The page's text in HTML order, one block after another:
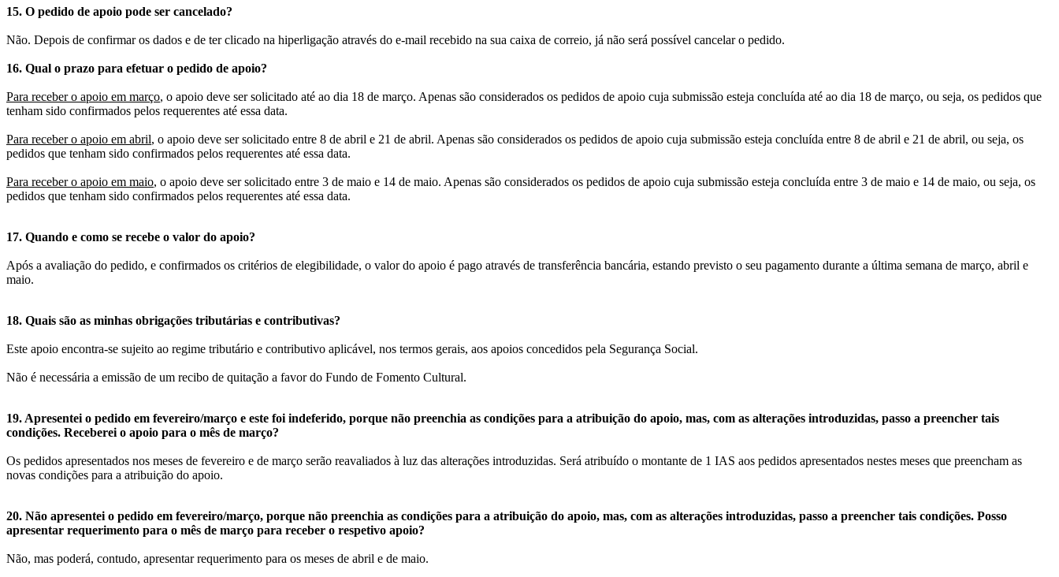
15. O pedido de apoio pode ser cancelado?
Não. Depois de confirmar os dados e de ter clicado na hiperligação através do e-mail recebido na sua caixa de correio, já não será possível cancelar o pedido.
16. Qual o prazo para efetuar o pedido de apoio?
Para receber o apoio em março, o apoio deve ser solicitado até ao dia 18 de março. Apenas são considerados os pedidos de apoio cuja submissão esteja concluída até ao dia 18 de março, ou seja, os pedidos que
tenham sido confirmados pelos requerentes até essa data.
Para receber o apoio em abril, o apoio deve ser solicitado entre 8 de abril e 21 de abril. Apenas são considerados os pedidos de apoio cuja submissão esteja concluída entre 8 de abril e 21 de abril, ou seja, os
pedidos que tenham sido confirmados pelos requerentes até essa data.
Para receber o apoio em maio, o apoio deve ser solicitado entre 3 de maio e 14 de maio. Apenas são considerados os pedidos de apoio cuja submissão esteja concluída entre 3 de maio e 14 de maio, ou seja, os
pedidos que tenham sido confirmados pelos requerentes até essa data.
17. Quando e como se recebe o valor do apoio?
Após a avaliação do pedido, e confirmados os critérios de elegibilidade, o valor do apoio é pago através de transferência bancária, estando previsto o seu pagamento durante a última semana de março, abril e
maio.
18. Quais são as minhas obrigações tributárias e contributivas?
Este apoio encontra-se sujeito ao regime tributário e contributivo aplicável, nos termos gerais, aos apoios concedidos pela Segurança Social.
Não é necessária a emissão de um recibo de quitação a favor do Fundo de Fomento Cultural.
19. Apresentei o pedido em fevereiro/março e este foi indeferido, porque não preenchia as condições para a atribuição do apoio, mas, com as alterações introduzidas, passo a preencher tais
condições. Receberei o apoio para o mês de março?
Os pedidos apresentados nos meses de fevereiro e de março serão reavaliados à luz das alterações introduzidas. Será atribuído o montante de 1 IAS aos pedidos apresentados nestes meses que preencham as
novas condições para a atribuição do apoio.
20. Não apresentei o pedido em fevereiro/março, porque não preenchia as condições para a atribuição do apoio, mas, com as alterações introduzidas, passo a preencher tais condições. Posso
apresentar requerimento para o mês de março para receber o respetivo apoio?
Não, mas poderá, contudo, apresentar requerimento para os meses de abril e de maio.